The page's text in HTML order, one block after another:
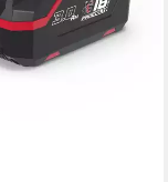
2-3 Werktagen bei dir